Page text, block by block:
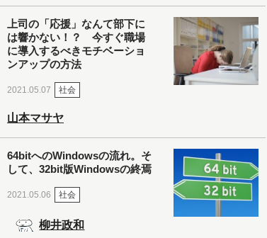
上司の「応援」なんて部下に
は響かない！？ 今すぐ職場
に導入するべきモチベーショ
ンアップの方法
2021.05.07 社会
山本マサヤ
64bitへのWindowsの流れ。そ
して、32bit版Windowsの終焉
2021.05.06 社会
柳井政和